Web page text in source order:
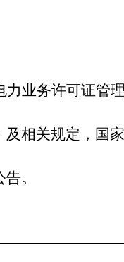
力业务许可证管
及相关规定，国
。